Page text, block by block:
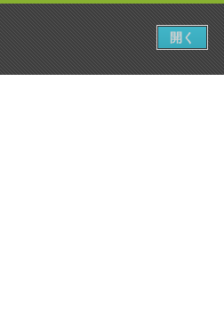
開く